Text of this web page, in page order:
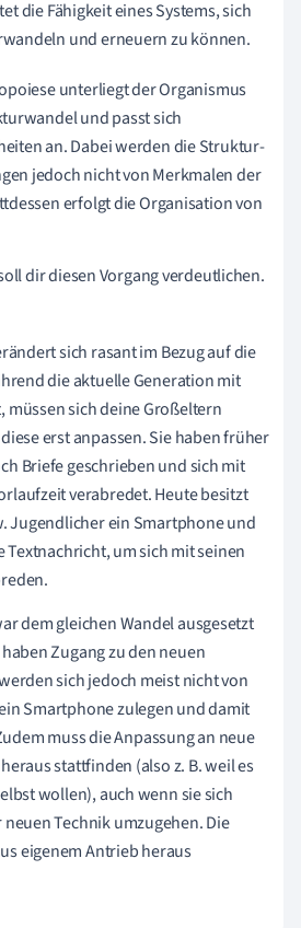
die Fähigkeit eines Systems, sich
und erneuern zu können.
unterliegt der Organismus
und passt sich
an. Dabei werden die Struktur-
jedoch nicht von Merkmalen der
erfolgt die Organisation von
dir diesen Vorgang verdeutlichen.
sich rasant im Bezug auf die
die aktuelle Generation mit
müssen sich deine Großeltern
erst anpassen. Sie haben früher
Briefe geschrieben und sich mit
verabredet. Heute besitzt
Jugendlicher ein Smartphone und
Textnachricht, um sich mit seinen
dem gleichen Wandel ausgesetzt
Zugang zu den neuen
sich jedoch meist nicht von
Smartphone zulegen und damit
muss die Anpassung an neue
stattfinden (also z. B. weil es
wollen), auch wenn sie sich
Technik umzugehen. Die
eigenem Antrieb heraus